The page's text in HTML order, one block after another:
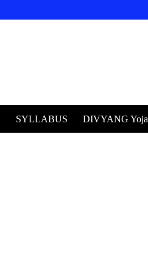
SYLLABUS DIVYANG